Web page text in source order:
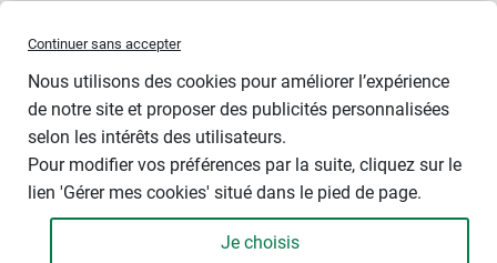
Continuer sans accepter
Nous utilisons des cookies pour améliorer l’expérience
de notre site et proposer des publicités personnalisées
selon les intérêts des utilisateurs.
Pour modifier vos préférences par la suite, cliquez sur le
lien 'Gérer mes cookies' situé dans le pied de page.
Je choisis